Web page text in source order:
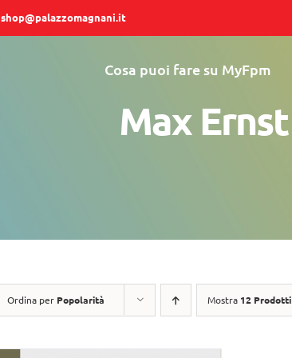
shop@palazzomagnani.it
Cosa puoi fare su MyFpm
Max Ernst
Ordina per Popolarità Mostra 12 Prodotti